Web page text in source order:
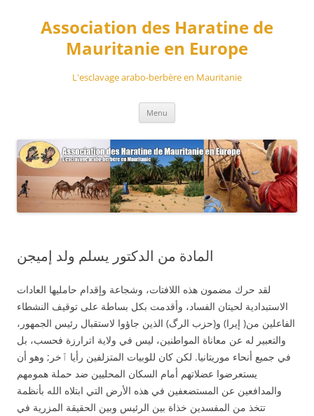
contenuAssociation des Haratine de
Mauritanie en Europe
L'esclavage arabo-berbère en Mauritanie
Menu
المادة من الدكتور يسلم ولد إميجن
لقد حرك مضمون هذه اللافتات، وشجاعة وإقدام حامليها العادات
الاستبدادية لحيتان الفساد، وأقدمت بكل بساطة على توقيف النشطاء
الفاعلين من( إيرا) و(حزب الرگ) الذين جاؤوا لاستقبال رئيس الجمهور،
والتعبير له عن معاناة المواطنين، ليس في ولاية اترارزة فحسب، بل
في جميع أنحاء موريتانيا. لكن كان للوبيات المتزلفين رأيا ٱخر; وهو أن
يستعرضوا عضلاتهم أمام السكان المحليين ضد حملة همومهم
والمدافعين عن المستضعفين في هذه الأرض التي ابتلاه الله بأنظمة
تتخذ من المفسدين خذاة بين الرئيس وبين الحقيقة المزرية في